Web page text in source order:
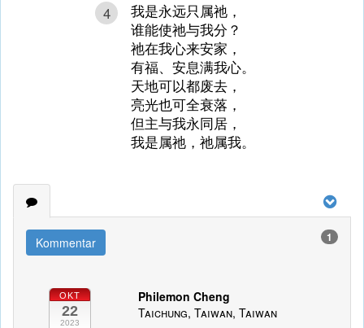
4
我是永远只属祂，
谁能使祂与我分？
祂在我心来安家，
有福、安息满我心。
天地可以都废去，
亮光也可全衰落，
但主与我永同居，
我是属祂，祂属我。
Kommentar 1
OKT
22
2023
Philemon Cheng
Taichung, Taiwan, Taiwan